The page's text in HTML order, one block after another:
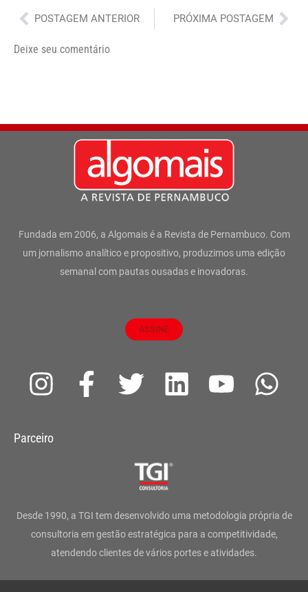
Anterior
POSTAGEM ANTERIOR PRÓXIMA POSTAGEM
Deixe seu comentário
Fundada em 2006, a Algomais é a Revista de Pernambuco. Com
um jornalismo analítico e propositivo, produzimos uma edição
semanal com pautas ousadas e inovadoras.
ASSINE
I
s
g
r
a
F
a
o
o
k
T
t
e
r
L
d
i
n
Y
b
e
W
a
p
Parceiro
Desde 1990, a TGI tem desenvolvido uma metodologia própria de
consultoria em gestão estratégica para a competitividade,
atendendo clientes de vários portes e atividades.